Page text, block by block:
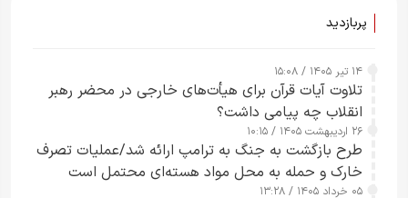
پربازدید
۱۴ تیر ۱۴۰۵ / ۱۵:۰۸
تلاوت آیات قرآن برای هیأت‌های خارجی در محضر رهبر
انقلاب چه پیامی داشت؟
۲۶ اردیبهشت ۱۴۰۵ / ۱۰:۱۵
طرح‌ بازگشت به جنگ به ترامپ ارائه شد/عملیات تصرف
خارک و حمله به محل مواد هسته‌ای محتمل است
۰۵ خرداد ۱۴۰۵ / ۱۳:۲۸